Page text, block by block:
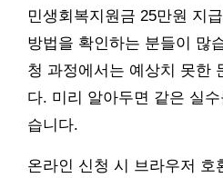
민생회복지원금 25만원 지
방법을 확인하는 분들이 많
청 과정에서는 예상치 못한
다. 미리 알아두면 같은 실
습니다.
온라인 신청 시 브라우저 호